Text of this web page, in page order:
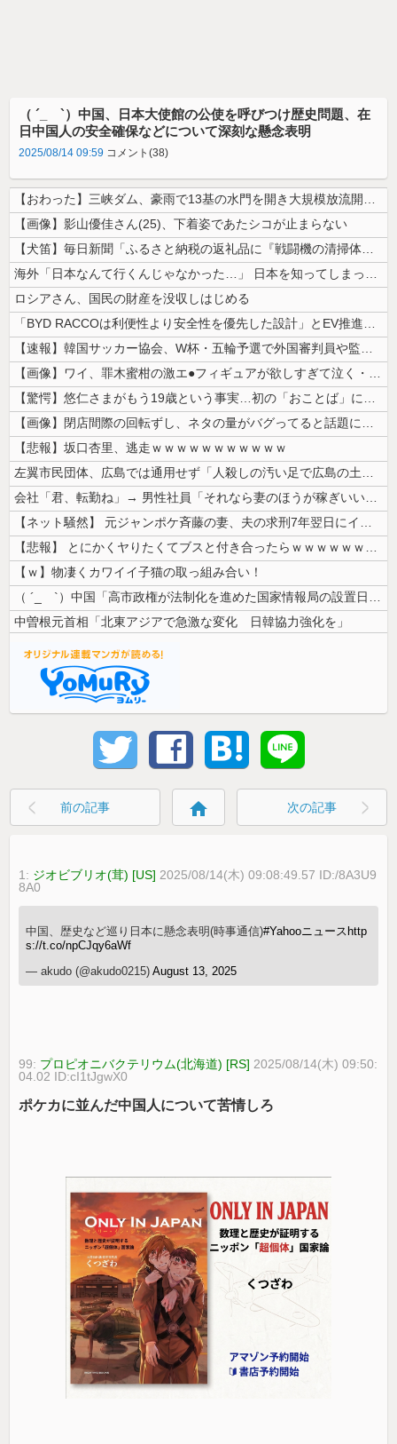
（ ´_ゝ`）中国、日本大使館の公使を呼びつけ歴史問題、在
日中国人の安全確保などについて深刻な懸念表明
2025/08/14 09:59 コメント(38)
【おわった】三峡ダム、豪雨で13基の水門を開き大規模放流開始か 下流の...
【画像】影山優佳さん(25)、下着姿であたシコが止まらない
【犬笛】毎日新聞「ふるさと納税の返礼品に『戦闘機の清掃体験』」→サヨク...
海外「日本なんて行くんじゃなかった…」 日本を知ってしまったディズニー...
ロシアさん、国民の財産を没収しはじめる
「BYD RACCOは利便性より安全性を優先した設計」とEV推進派がス...
【速報】韓国サッカー協会、W杯・五輪予選で外国審判員や監督官を性接待！...
【画像】ワイ、罪木蜜柑の激エ●フィギュアが欲しすぎて泣く・・・・・・
【驚愕】悠仁さまがもう19歳という事実…初の「おことば」にネット民驚嘆
【画像】閉店間際の回転ずし、ネタの量がバグってると話題にｗｗｗｗｗ
【悲報】坂口杏里、逃走ｗｗｗｗｗｗｗｗｗｗｗ
左翼市民団体、広島では通用せず「人殺しの汚い足で広島の土を踏むな！」→...
会社「君、転勤ね」→ 男性社員「それなら妻のほうが稼ぎいいんで辞めます...
【ネット騒然】 元ジャンポケ斉藤の妻、夫の求刑7年翌日にインスタ更新！...
【悲報】 とにかくヤりたくてブスと付き合ったらｗｗｗｗｗｗｗｗｗｗｗｗ...
【ｗ】物凄くカワイイ子猫の取っ組み合い！
（ ´_ゝ`）中国「高市政権が法制化を進めた国家情報局の設置日が7月3...
中曽根元首相「北東アジアで急激な変化 日韓協力強化を」
前の記事 home 次の記事
1: ジオビブリオ(茸) [US] 2025/08/14(木) 09:08:49.57 ID:/8A3U9
8A0
中国、歴史など巡り日本に懸念表明(時事通信)#Yahooニュース http
s://t.co/npCJqy6aWf
— akudo (@akudo0215)August 13, 2025
99: プロピオニバクテリウム(北海道) [RS] 2025/08/14(木) 09:50:
04.02 ID:cI1tJgwX0
ポケカに並んだ中国人について苦情しろ